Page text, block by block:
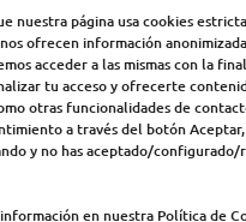
nuestra página usa cookies
ofrecen información
acceder a las mismas con la
tu acceso y ofrecerte
otras funcionalidades de
a través del botón
y no has aceptado/
en nuestra Política de